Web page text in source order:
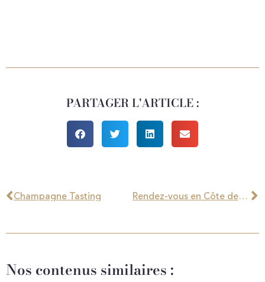
PARTAGER L'ARTICLE :
Champagne Tasting Rendez-vous en Côte des Blancs
Nos contenus similaires :